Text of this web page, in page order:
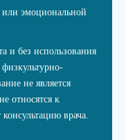
или эмоциональной
и без использования
физкультурно-
не является
относятся к
врача.